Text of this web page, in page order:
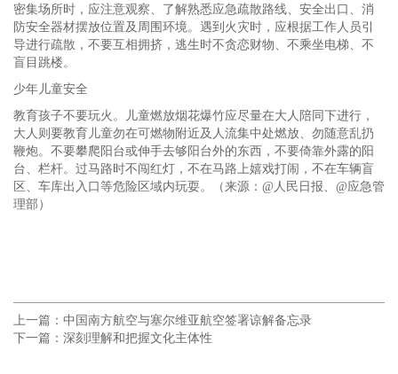
密集场所时，应注意观察、了解熟悉应急疏散路线、安全出口、消
防安全器材摆放位置及周围环境。遇到火灾时，应根据工作人员引
导进行疏散，不要互相拥挤，逃生时不贪恋财物、不乘坐电梯、不
盲目跳楼。
少年儿童安全
教育孩子不要玩火。儿童燃放烟花爆竹应尽量在大人陪同下进行，
大人则要教育儿童勿在可燃物附近及人流集中处燃放、勿随意乱扔
鞭炮。不要攀爬阳台或伸手去够阳台外的东西，不要倚靠外露的阳
台、栏杆。过马路时不闯红灯，不在马路上嬉戏打闹，不在车辆盲
区、车库出入口等危险区域内玩耍。（来源：@人民日报、@应急管
理部）
上一篇： 中国南方航空与塞尔维亚航空签署谅解备忘录
下一篇： 深刻理解和把握文化主体性